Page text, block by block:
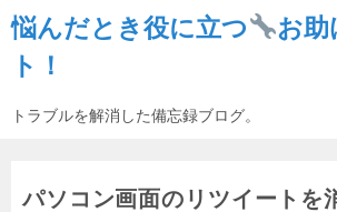
悩んだとき役に立つ
お助
ト！
トラブルを解消した備忘録ブログ。
パソコン画面のリツイートを